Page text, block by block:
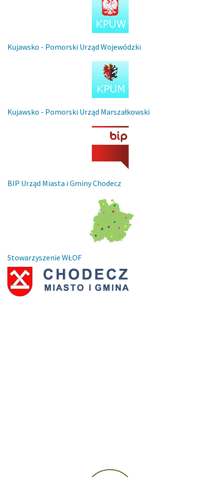
Kujawsko - Pomorski Urząd Wojewódzki
Kujawsko - Pomorski Urząd Marszałkowski
BIP Urząd Miasta i Gminy Chodecz
Stowarzyszenie WŁOF